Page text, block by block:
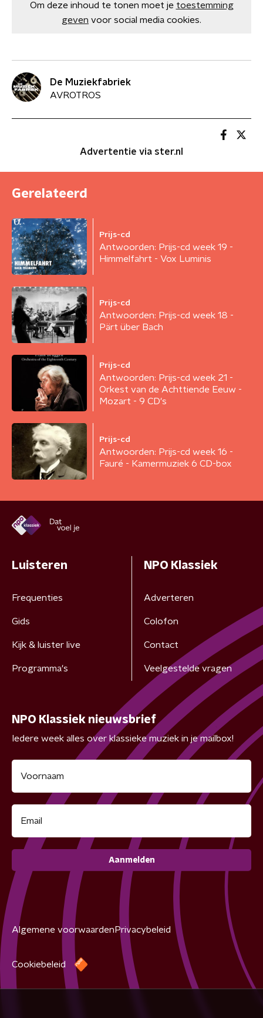
Om deze inhoud te tonen moet je toestemming
geven voor social media cookies.
De Muziekfabriek
AVROTROS
Advertentie via ster.nl
Gerelateerd
Prijs-cd
Antwoorden: Prijs-cd week 19 -
Himmelfahrt - Vox Luminis
Prijs-cd
Antwoorden: Prijs-cd week 18 -
Pärt über Bach
Prijs-cd
Antwoorden: Prijs-cd week 21 -
Orkest van de Achttiende Eeuw -
Mozart - 9 CD's
Prijs-cd
Antwoorden: Prijs-cd week 16 -
Fauré - Kamermuziek 6 CD-box
Luisteren
Frequenties
Gids
Kijk & luister live
Programma's
NPO Klassiek
Adverteren
Colofon
Contact
Veelgestelde vragen
NPO Klassiek nieuwsbrief
Iedere week alles over klassieke muziek in je mailbox!
Aanmelden
Algemene voorwaarden Privacybeleid
Cookiebeleid